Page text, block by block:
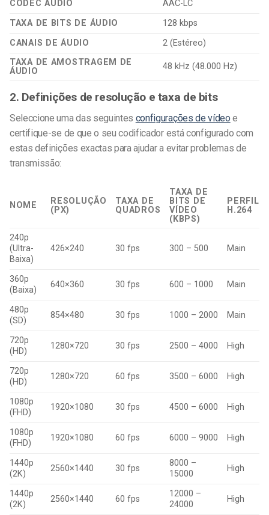
CODEC ÁUDIO
AAC-LC
TAXA DE BITS DE ÁUDIO
128 kbps
CANAIS DE ÁUDIO
2 (Estéreo)
TAXA DE AMOSTRAGEM DE
ÁUDIO
48 kHz (48.000 Hz)
2. Definições de resolução e taxa de bits
Seleccione uma das seguintes configurações de vídeo e
certifique-se de que o seu codificador está configurado com
estas definições exactas para ajudar a evitar problemas de
transmissão:
NOME
RESOLUÇÃO
(PX)
TAXA DE
QUADROS
TAXA DE
BITS DE
VÍDEO
(KBPS)
PERFIL
H.264
240p
(Ultra-
Baixa)
426×240 30 fps 300 – 500 Main
360p
(Baixa)
640×360 30 fps 600 – 1000 Main
480p
(SD)
854×480 30 fps 1000 – 2000 Main
720p
(HD)
1280×720 30 fps 2500 – 4000 High
720p
(HD)
1280×720 60 fps 3500 – 6000 High
1080p
(FHD)
1920×1080 30 fps 4500 – 6000 High
1080p
(FHD)
1920×1080 60 fps 6000 – 9000 High
1440p
(2K)
2560×1440 30 fps
8000 –
15000
High
1440p
(2K)
2560×1440 60 fps
12000 –
24000
High